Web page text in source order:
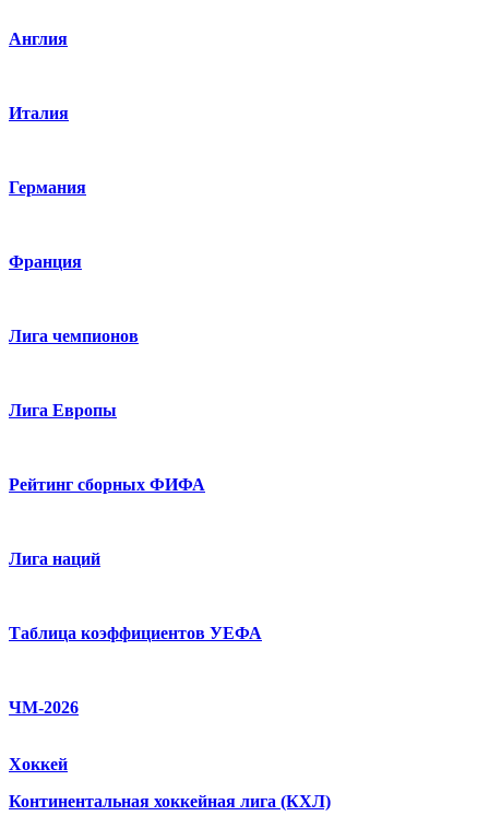
Англия
Италия
Германия
Франция
Лига чемпионов
Лига Европы
Рейтинг сборных ФИФА
Лига наций
Таблица коэффициентов УЕФА
ЧМ-2026
Хоккей
Континентальная хоккейная лига (КХЛ)